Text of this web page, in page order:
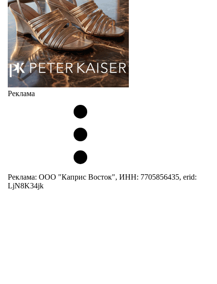
05.08.2026 2892
Реклама
Реклама: ООО "Каприс Восток", ИНН: 7705856435, erid:
LjN8K34jk